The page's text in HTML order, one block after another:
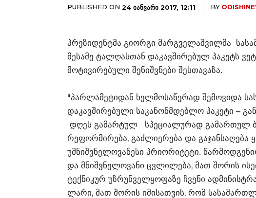
PUBLISHED ON 24 ᲘᲐᲜᲕᲐᲠᲘ 2017, 12:11 BY
პრეზიდენტმა გიორგი მარგველაშვილმა
მესამე ტალღასთან დაკავშირებულ პაკეტს
მოტივირებული შენიშვნები შესთავაზა.
"პარლამეტიდან ხელმოსაწერად შემოვიდა
დაკავშირებული საკანონმდებლო პაკეტი –
დღეს გამარტულ სპეციალურად გამართულ
რეფორმირება, გაძლიერება და გაჯანსაღება
უმნიშვნელოვანესი პრიორიტეტი.
და მნიშვნელოვანი ცვლილება, მათ შორის
ტექნიკურ უზრუნველყოფაზე ჩვენი
ლარი, მათ შორის იმისათვის, რომ